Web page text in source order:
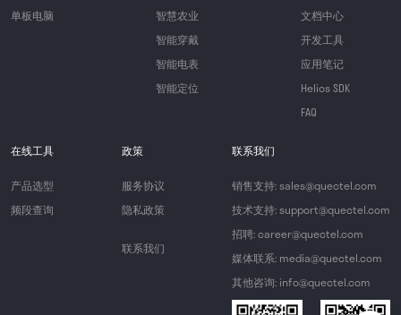
单板电脑
智慧农业
智能穿戴
智能电表
智能定位
文档中心
开发工具
应用笔记
Helios SDK
FAQ
在线工具
产品选型
频段查询
政策
服务协议
隐私政策
联系我们
联系我们
销售支持: sales@quectel.com
技术支持: support@quectel.com
招聘: career@quectel.com
媒体联系: media@quectel.com
其他咨询: info@quectel.com